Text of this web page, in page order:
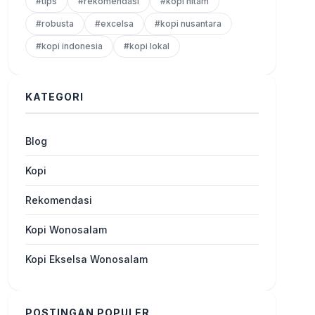
#robusta #excelsa #kopi nusantara
#kopi indonesia #kopi lokal
KATEGORI
Blog
Kopi
Rekomendasi
Kopi Wonosalam
Kopi Ekselsa Wonosalam
POSTINGAN POPULER